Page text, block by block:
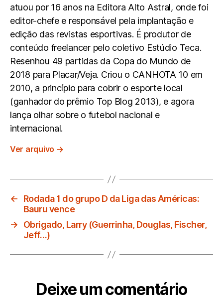
atuou por 16 anos na Editora Alto Astral, onde foi
editor-chefe e responsável pela implantação e
edição das revistas esportivas. É produtor de
conteúdo freelancer pelo coletivo Estúdio Teca.
Resenhou 49 partidas da Copa do Mundo de
2018 para Placar/Veja. Criou o CANHOTA 10 em
2010, a princípio para cobrir o esporte local
(ganhador do prêmio Top Blog 2013), e agora
lança olhar sobre o futebol nacional e
internacional.
Ver arquivo →
←
Rodada 1 do grupo D da Liga das Américas:
Bauru vence
→
Obrigado, Larry (Guerrinha, Douglas, Fischer,
Jeff…)
Deixe um comentário